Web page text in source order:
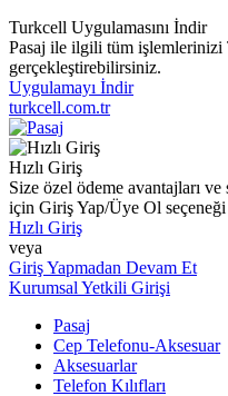
Turkcell Uygulamasını İndir
Pasaj ile ilgili tüm işlemlerinizi
gerçekleştirebilirsiniz.
Uygulamayı İndir
turkcell.com.tr
Hızlı Giriş
Size özel ödeme avantajları
için Giriş Yap/Üye Ol
Hızlı Giriş
veya
Giriş Yapmadan Devam Et
Kurumsal Yetkili Girişi
Pasaj
Cep Telefonu-Aksesuar
Aksesuarlar
Telefon Kılıfları